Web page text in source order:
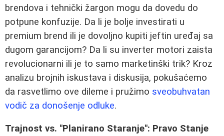
brendova i tehnički žargon mogu da dovedu do
potpune konfuzije. Da li je bolje investirati u
premium brend ili je dovoljno kupiti jeftin uređaj sa
dugom garancijom? Da li su inverter motori zaista
revolucionarni ili je to samo marketinški trik? Kroz
analizu brojnih iskustava i diskusija, pokušaćemo
da rasvetlimo ove dileme i pružimo sveobuhvatan
vodič za donošenje odluke.
Trajnost vs. "Planirano Staranje": Pravo Stanje